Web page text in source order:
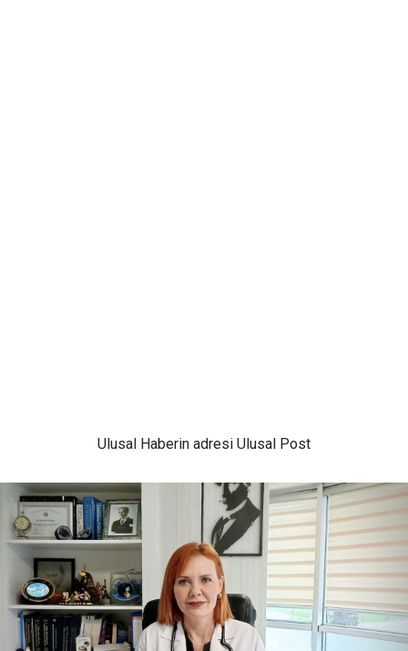
Ulusal Haberin adresi Ulusal Post